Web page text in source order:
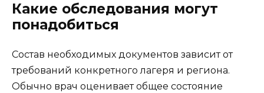
Какие обследования могут
понадобиться
Состав необходимых документов зависит от
требований конкретного лагеря и региона.
Обычно врач оценивает общее состояние